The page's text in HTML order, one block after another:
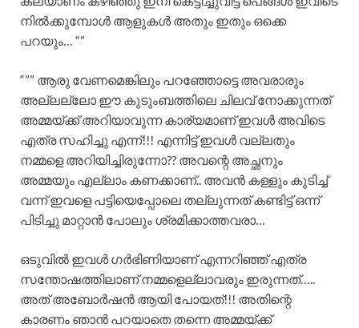
നിൽക്കുമ്പോൾ ആളുകൾ അതും ഇതും ഒക്കെ
പറയും… “”
“”” ആരു വേണമെങ്കിലും പറഞ്ഞോട്ടെ അവരാരും
അല്ലല്ലോ ഈ കുടുംബത്തിലെ ചിലവ് നോക്കുന്നത്
അമ്മയ്ക്ക് അറിയാവുന്ന കാര്യമാണ് ഇവൾ അവിടെ
എത്ര സഹിച്ചു എന്ന്!!! എന്നിട്ട് ഇവൾ വല്ലതും
നമ്മളെ അറിയിച്ചിരുന്നോ?? അവന്റെ അച്ഛനും
അമ്മയും എല്ലാം കണക്കാണ്.. അവൻ കള്ളും കുടിച്ച്
വന്ന് ഇവളെ പട്ടിയെപ്പോലെ തല്ലുന്നത് കണ്ടിട്ട് ഒന്ന്
പിടിച്ചു മാറ്റാൻ പോലും ശ്രമിക്കാത്തവരാ…
ഒടുവിൽ ഇവൾ ഗർഭിണിയാണ് എന്നറിഞ്ഞ് എത്ര
സന്തോഷത്തിലാണ് നമ്മളെല്ലാവരും ഇരുന്നത്…..
അത് അബോർഷൻ ആയി പോയത്!!! അതിന്റെ
കാരണം ഞാൻ പറയാതെ തന്നെ അമ്മയ്ക്ക്